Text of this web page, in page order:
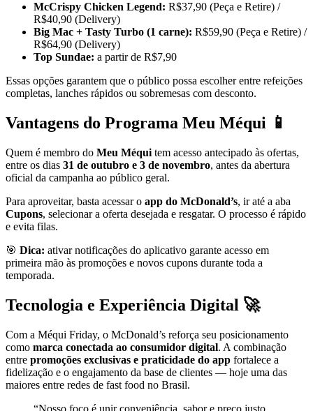
McCrispy Chicken Legend: R$37,90 (Peça e Retire) /
R$40,90 (Delivery)
Big Mac + Tasty Turbo (1 carne): R$59,90 (Peça e Retire) /
R$64,90 (Delivery)
Top Sundae: a partir de R$7,90
Essas opções garantem que o público possa escolher entre refeições
completas, lanches rápidos ou sobremesas com desconto.
Vantagens do Programa Meu Méqui 📱
Quem é membro do Meu Méqui tem acesso antecipado às ofertas,
entre os dias 31 de outubro e 3 de novembro, antes da abertura
oficial da campanha ao público geral.
Para aproveitar, basta acessar o app do McDonald’s, ir até a aba
Cupons, selecionar a oferta desejada e resgatar. O processo é rápido
e evita filas.
🎯 Dica: ativar notificações do aplicativo garante acesso em
primeira mão às promoções e novos cupons durante toda a
temporada.
Tecnologia e Experiência Digital 🚀
Com a Méqui Friday, o McDonald’s reforça seu posicionamento
como marca conectada ao consumidor digital. A combinação
entre promoções exclusivas e praticidade do app fortalece a
fidelização e o engajamento da base de clientes — hoje uma das
maiores entre redes de fast food no Brasil.
“Nosso foco é unir conveniência, sabor e preço justo,